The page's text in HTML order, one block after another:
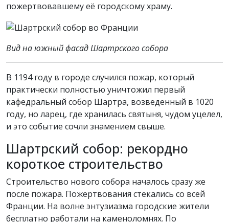
пожертвовавшему её городскому храму.
Вид на южный фасад Шартрского собора
В 1194 году в городе случился пожар, который
практически полностью уничтожил первый
кафедральный собор Шартра, возведенный в 1020
году, но ларец, где хранилась святыня, чудом уцелел,
и это событие сочли знамением свыше.
Шартрский собор: рекордно
короткое строительство
Строительство нового собора началось сразу же
после пожара. Пожертвования стекались со всей
Франции. На волне энтузиазма городские жители
бесплатно работали на каменоломнях. По